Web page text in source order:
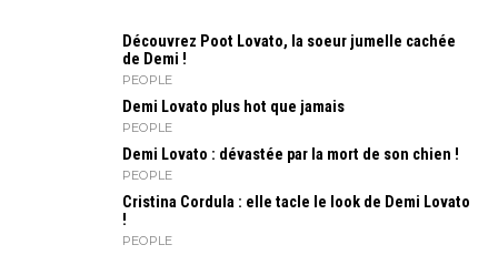
Découvrez Poot Lovato, la soeur jumelle cachée
de Demi !
PEOPLE
Demi Lovato plus hot que jamais
PEOPLE
Demi Lovato : dévastée par la mort de son chien !
PEOPLE
Cristina Cordula : elle tacle le look de Demi Lovato
!
PEOPLE